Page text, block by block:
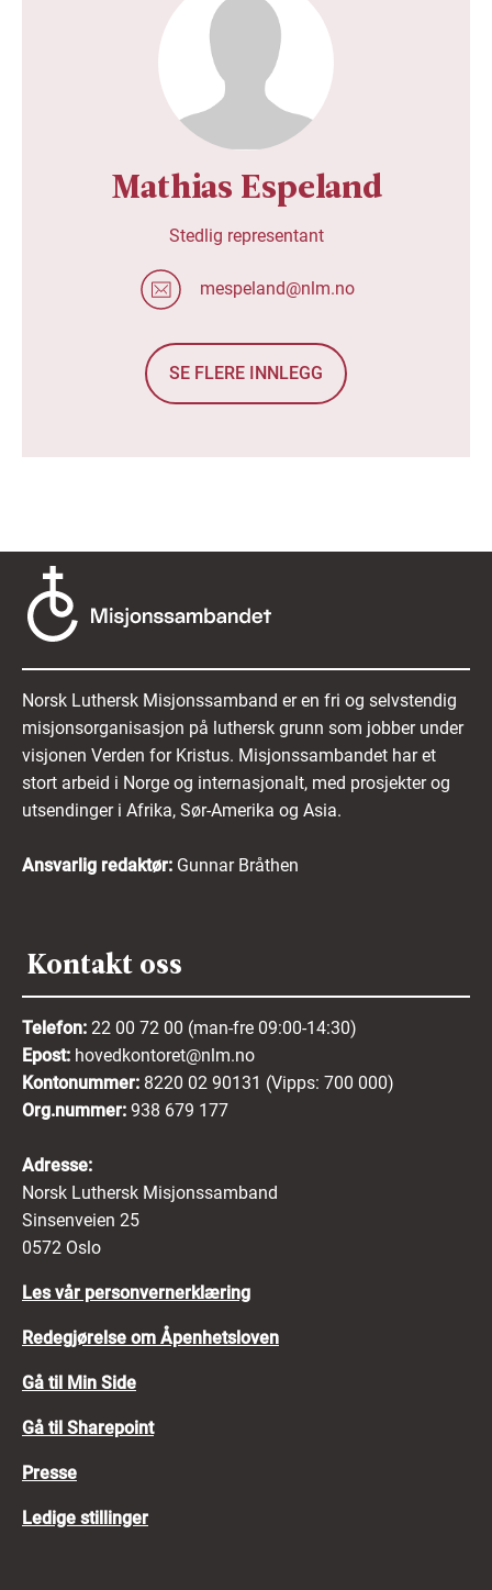
Mathias Espeland
Stedlig representant
mespeland@nlm.no
SE FLERE INNLEGG
Norsk Luthersk Misjonssamband er en fri og selvstendig
misjonsorganisasjon på luthersk grunn som jobber under
visjonen Verden for Kristus. Misjonssambandet har et
stort arbeid i Norge og internasjonalt, med prosjekter og
utsendinger i Afrika, Sør-Amerika og Asia.
Ansvarlig redaktør: Gunnar Bråthen
Kontakt oss
Telefon: 22 00 72 00 (man-fre 09:00-14:30)
Epost: hovedkontoret@nlm.no
Kontonummer: 8220 02 90131 (Vipps: 700 000)
Org.nummer: 938 679 177
Adresse:
Norsk Luthersk Misjonssamband
Sinsenveien 25
0572 Oslo
Les vår personvernerklæring
Redegjørelse om Åpenhetsloven
Gå til Min Side
Gå til Sharepoint
Presse
Ledige stillinger